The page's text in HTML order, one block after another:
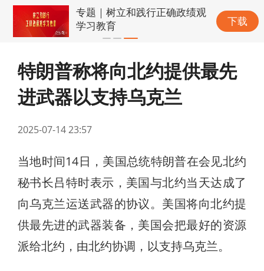
专题｜树立和践行正确政绩观
学习教育
下载
特朗普称将向北约提供最先
进武器以支持乌克兰
2025-07-14 23:57
当地时间14日，美国总统特朗普在会见北约
秘书长吕特时表示，美国与北约当天达成了
向乌克兰运送武器的协议。美国将向北约提
供最先进的武器装备，美国会把最好的资源
派给北约，由北约协调，以支持乌克兰。